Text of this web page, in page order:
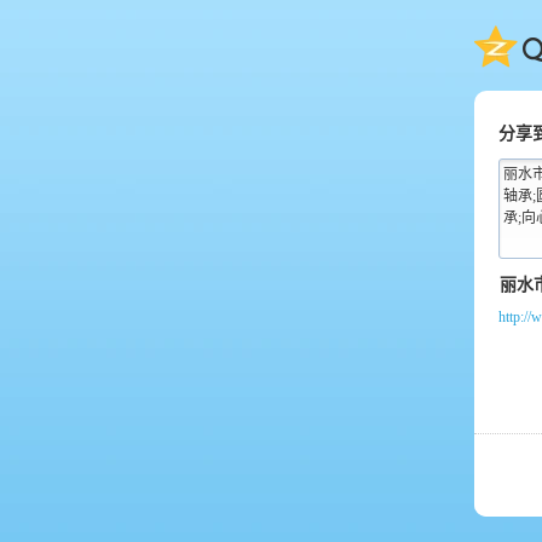
QQ
分享
丽水
轴承;
承;向
http://